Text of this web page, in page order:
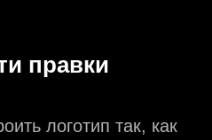
правки
логотип так, как